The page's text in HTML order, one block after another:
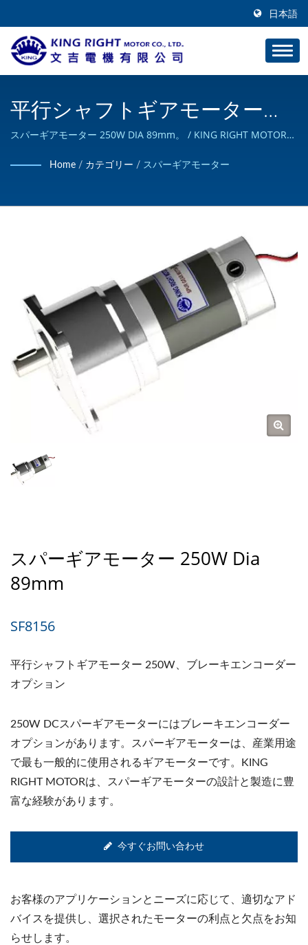
日本語
平行シャフトギアモーター
250W、ブレーキエンコーダー
オプション / 高トルクDCモー
スパーギアモーター 250W DIA 89mm。 / KING RIGHT MOTORは
認証を取得しています。
Home / カテゴリー / スパーギアモーター
スパーギアモーター 250W Dia
89mm
SF8156
平行シャフトギアモーター 250W、ブレーキエンコーダー
オプション
250W DCスパーギアモーターにはブレーキエンコーダー
オプションがあります。スパーギアモーターは、産業用途
で最も一般的に使用されるギアモーターです。KING
RIGHT MOTORは、スパーギアモーターの設計と製造に豊
富な経験があります。
今すぐお問い合わせ
お客様のアプリケーションとニーズに応じて、適切なアド
バイスを提供し、選択されたモーターの利点と欠点をお知
らせします。